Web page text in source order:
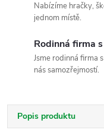
Nabízíme hračky,
jednom místě.
Rodinná firma
Jsme rodinná firma
nás samozřejmostí.
Popis produktu